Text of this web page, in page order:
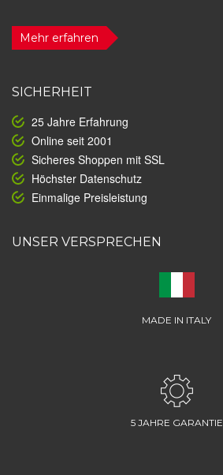
Mehr erfahren
SICHERHEIT
25 Jahre Erfahrung
Online seit 2001
Sicheres Shoppen mit SSL
Höchster Datenschutz
Einmalige Preisleistung
UNSER VERSPRECHEN
MADE IN ITALY
5 JAHRE GARANTIE